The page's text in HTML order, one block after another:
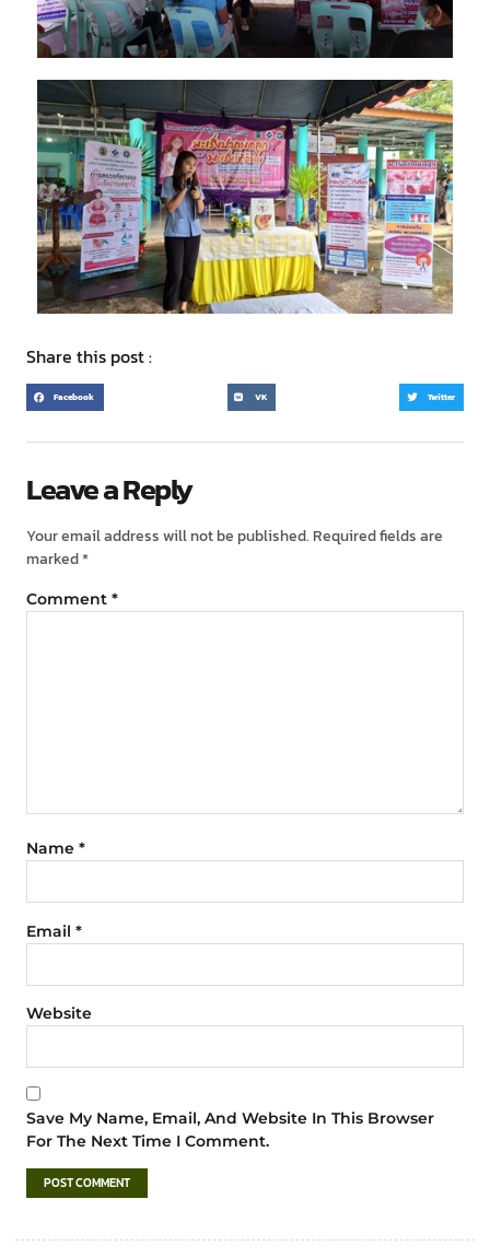
Share this post :
Facebook VK Twitter
Leave a Reply
Your email address will not be published. Required fields are
marked*
Comment *
Name *
Email *
Website
Save My Name, Email, And Website In This Browser
For The Next Time I Comment.